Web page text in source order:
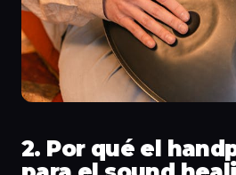
2. Por qué el